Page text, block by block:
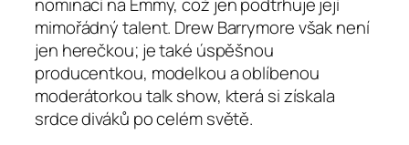
mimořádný talent. Drew Barrymore však není
jen herečkou; je také úspěšnou
producentkou, modelkou a oblíbenou
moderátorkou talk show, která si získala
srdce diváků po celém světě.